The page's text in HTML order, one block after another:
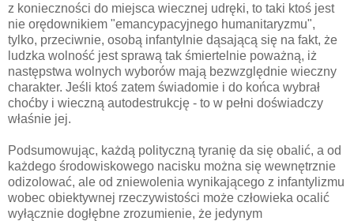
z konieczności do miejsca wiecznej udręki, to taki ktoś jest
nie orędownikiem "emancypacyjnego humanitaryzmu",
tylko, przeciwnie, osobą infantylnie dąsającą się na fakt, że
ludzka wolność jest sprawą tak śmiertelnie poważną, iż
następstwa wolnych wyborów mają bezwzględnie wieczny
charakter. Jeśli ktoś zatem świadomie i do końca wybrał
choćby i wieczną autodestrukcję - to w pełni doświadczy
właśnie jej.
Podsumowując, każdą polityczną tyranię da się obalić, a od
każdego środowiskowego nacisku można się wewnętrznie
odizolować, ale od zniewolenia wynikającego z infantylizmu
wobec obiektywnej rzeczywistości może człowieka ocalić
wyłącznie dogłębne zrozumienie, że jedynym